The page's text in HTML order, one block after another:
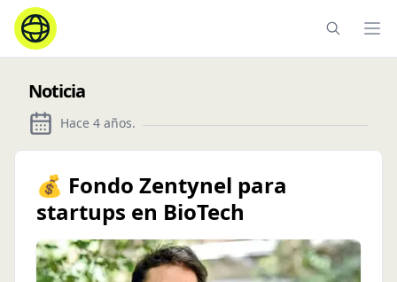
Noticia
Hace 4 años.
💰 Fondo Zentynel para
startups en BioTech